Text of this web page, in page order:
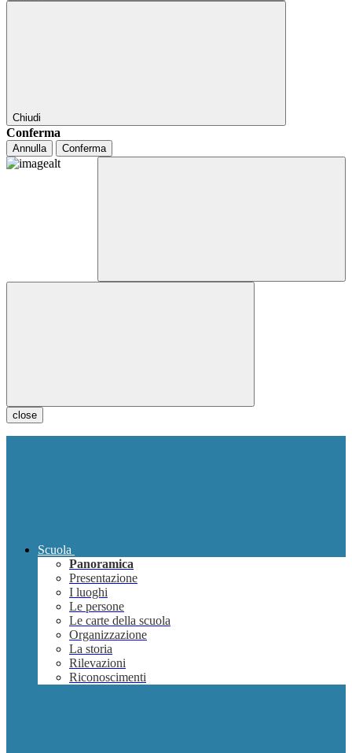
Chiudi
Conferma
Annulla Conferma
close
Scuola
Panoramica
Presentazione
I luoghi
Le persone
Le carte della scuola
Organizzazione
La storia
Rilevazioni
Riconoscimenti